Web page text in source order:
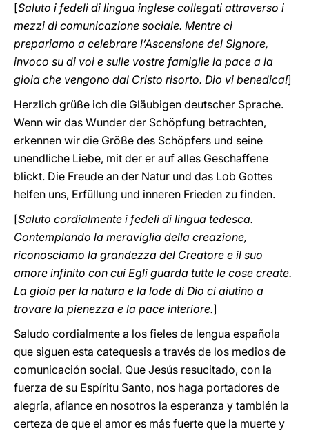
[Saluto i fedeli di lingua inglese collegati attraverso i
mezzi di comunicazione sociale. Mentre ci
prepariamo a celebrare l’Ascensione del Signore,
invoco su di voi e sulle vostre famiglie la pace a la
gioia che vengono dal Cristo risorto. Dio vi benedica!]
Herzlich grüße ich die Gläubigen deutscher Sprache.
Wenn wir das Wunder der Schöpfung betrachten,
erkennen wir die Größe des Schöpfers und seine
unendliche Liebe, mit der er auf alles Geschaffene
blickt. Die Freude an der Natur und das Lob Gottes
helfen uns, Erfüllung und inneren Frieden zu finden.
[Saluto cordialmente i fedeli di lingua tedesca.
Contemplando la meraviglia della creazione,
riconosciamo la grandezza del Creatore e il suo
amore infinito con cui Egli guarda tutte le cose create.
La gioia per la natura e la lode di Dio ci aiutino a
trovare la pienezza e la pace interiore.]
Saludo cordialmente a los fieles de lengua española
que siguen esta catequesis a través de los medios de
comunicación social. Que Jesús resucitado, con la
fuerza de su Espíritu Santo, nos haga portadores de
alegría, afiance en nosotros la esperanza y también la
certeza de que el amor es más fuerte que la muerte y